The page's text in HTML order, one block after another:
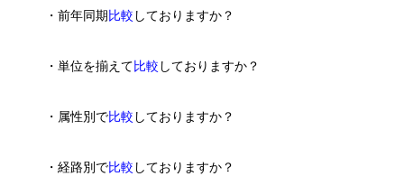
・前年同期 比較 しておりますか？
・単位を揃えて 比較 しておりますか？
・属性別で比較 しておりますか？
・経路別で比較 しておりますか？